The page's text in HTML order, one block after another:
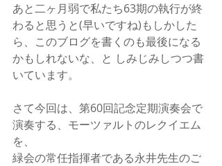
あと二ヶ月弱で私たち63期の執行が終
わると思うと(早いですね)もしかした
ら、このブログを書くのも最後になる
かもしれないな、と しみじみしつつ書
いています。
さて今回は、第60回記念定期演奏会で
演奏する、モーツァルトのレクイエム
を、
緑会の常任指揮者である永井先生のご